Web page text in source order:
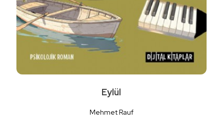
Eylül
Mehmet Rauf